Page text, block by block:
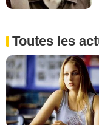
Toutes les